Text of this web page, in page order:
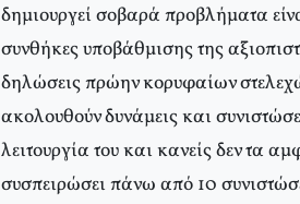
δημιουργεί σοβαρά προβλήματα
συνθήκες υποβάθμισης της
δηλώσεις πρώην κορυφαίων
ακολουθούν δυνάμεις και
λειτουργία του και κανείς δεν τα
συσπειρώσει πάνω από 10